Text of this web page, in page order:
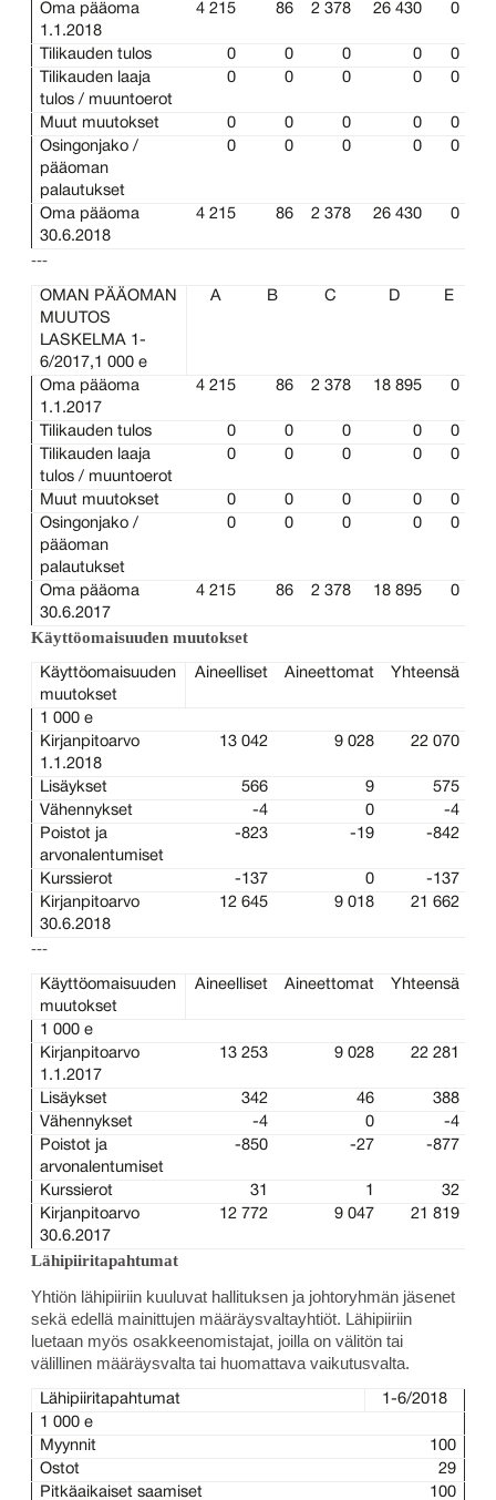
Oma pääoma
1.1.2018
4 215 86 2 378 26 430
0
Tilikauden tulos
0 0 0 0
0
Tilikauden laaja
tulos / muuntoerot
0 0 0 0 0
Muut muutokset 0 0 0 0
0
Osingonjako /
pääoman
palautukset
0 0 0 0 0
Oma pääoma
30.6.2018
4 215 86 2 378 26 430
0
---
OMAN PÄÄOMAN
MUUTOS
LASKELMA 1-
6/2017,1 000 e
A B C D E
Oma pääoma
1.1.2017
4 215 86 2 378 18 895
0
Tilikauden tulos
0 0 0 0
0
Tilikauden laaja
tulos / muuntoerot
0 0 0 0 0
Muut muutokset 0 0 0 0
0
Osingonjako /
pääoman
palautukset
0 0 0 0 0
Oma pääoma
30.6.2017
4 215 86 2 378 18 895
0
Käyttöomaisuuden muutokset
Käyttöomaisuuden
muutokset
Aineelliset Aineettomat Yhteensä
1 000 e
Kirjanpitoarvo
1.1.2018
13 042 9 028 22 070
Lisäykset 566 9
575
Vähennykset
-4 0
-4
Poistot ja
arvonalentumiset
-823 -19 -842
Kurssierot -137 0
-137
Kirjanpitoarvo
30.6.2018
12 645 9 018 21 662
---
Käyttöomaisuuden
muutokset
Aineelliset Aineettomat Yhteensä
1 000 e
Kirjanpitoarvo
1.1.2017
13 253 9 028 22 281
Lisäykset 342 46
388
Vähennykset
-4 0
-4
Poistot ja
arvonalentumiset
-850 -27 -877
Kurssierot 31 1
32
Kirjanpitoarvo
30.6.2017
12 772 9 047 21 819
Lähipiiritapahtumat
Yhtiön lähipiiriin kuuluvat hallituksen ja johtoryhmän jäsenet
sekä edellä mainittujen määräysvaltayhtiöt. Lähipiiriin
luetaan myös osakkeenomistajat, joilla on välitön tai
välillinen määräysvalta tai huomattava vaikutusvalta.
Lähipiiritapahtumat
1-6/2018
1 000 e
Myynnit
100
Ostot
29
Pitkäaikaiset saamiset
100